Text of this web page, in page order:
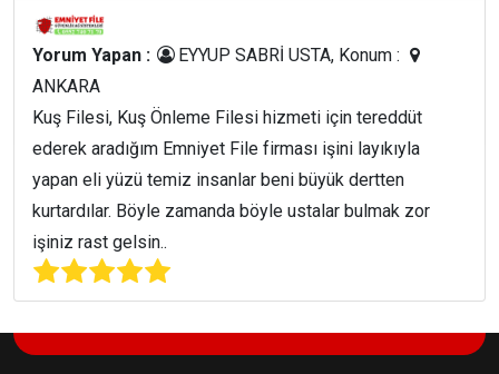
Yorum Yapan :
EYYUP SABRİ USTA, Konum :
ANKARA
Kuş Filesi, Kuş Önleme Filesi hizmeti için tereddüt
ederek aradığım Emniyet File firması işini layıkıyla
yapan eli yüzü temiz insanlar beni büyük dertten
kurtardılar. Böyle zamanda böyle ustalar bulmak zor
işiniz rast gelsin..